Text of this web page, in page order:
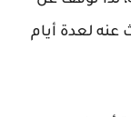
عنه لعدة أيام